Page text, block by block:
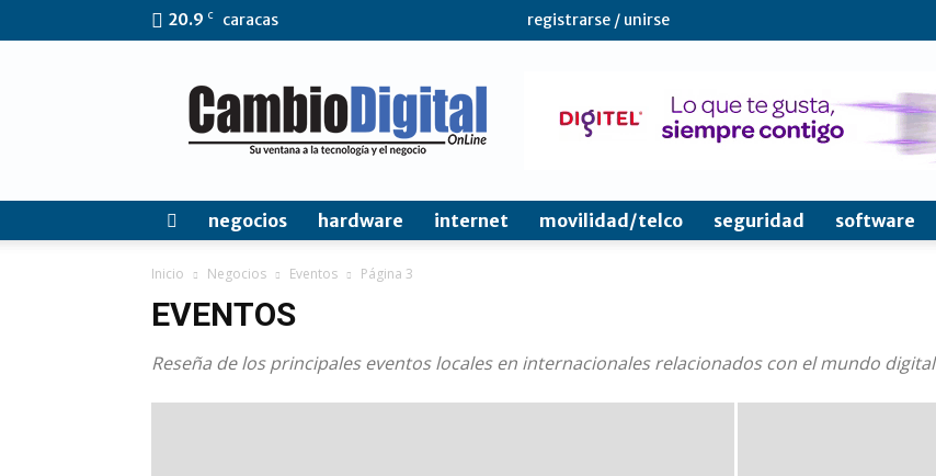
20.9 C caracas registrarse / unirse
CambioDigital
OnLine
negocios hardware internet movilidad/telco seguridad software
Inicio Negocios Eventos Página 3
EVENTOS
Reseña de los principales eventos locales en internacionales relacionados con el mundo digital